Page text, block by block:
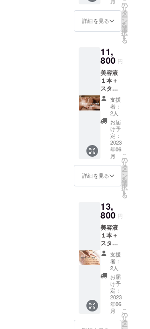
ことが
出来ま
詳細は
ペッ
パーを
い。
※ご予約
方法に
ついて
は、後
日メー
ルにて
ご連絡
させて
いただ
きま
す。
※法令に
基づく
医療、
為では
ござい
果には
個人差
がござ
います
ことを
予めご
了承く
ださ
い。
【クラ
ウド
ファン
ディン
グ特
もので
はあり
ませ
到し、
なかな
を取れ
ないほ
どの貴
重な施
術が、
なんと
半額以
外！！
この機
会をお
見逃し
〈施術
の流
イルを
使用し
たト
リート
メント
です。
（施術
時間60
分、カ
ウンセ
リング
等20
分） ・
うつ伏
せで、
ピッタ
リで
す。
オ
イルを
使用し
たト
リート
メント
です。
（施術
時間３0
分、カ
ウンセ
リング
等20
分）
仰向け
の状態
で、小
のみの
施術）
はホッ
トペッ
パーを
ご覧く
ださ
い。
※ご予約
方法に
ついて
は、後
日メー
ルにて
し） 当
店の1番
人気メ
ニュで
す。 お
に、体
から
しっか
りほぐ
してケ
アする
コース
です。
小顔は
もちろ
ん、肩
凝りや
背中の
張りな
ども解
消！！
小顔の
プ◎ 食
いしば
りによ
るえら
の張
り、お
顔のむ
くみ、
くす
み、た
るみ、
にきび
などが
気にな
る方に
お勧
詳細を見る
の
リ
タ
ー
ン
を
選
択
す
る
11,
800 円
美容液
１本＋
スタッ
フ施術
のドラ
イヘッ
ドスパ
３０分
当店の
隠れた
大人気
ニュー
「ドラ
イヘッ
ドス
だのリ
ラク
ゼー
ション
ではあ
りませ
ん。筋
肉を
しっか
りとほ
ぐすの
で、
「施術
後の頭
の軽
さ、そ
支援
者：
2人
お届
け予
定：
2023
年06
月
詳細を見る
こ
の
リ
タ
ー
ン
を
選
択
す
る
13,
800 円
美容液
１本＋
スタッ
フ施術
のボ
ディオ
イルト
リート
メント
３０分&
ドライ
ヘッド
スパ３
支援
者：
2人
お届
け予
定：
2023
年06
月
こ
の
リ
タ
ー